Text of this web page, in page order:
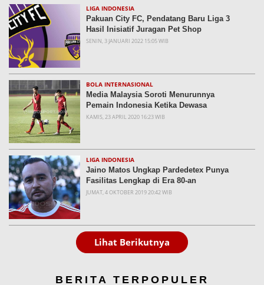
LIGA INDONESIA
Pakuan City FC, Pendatang Baru Liga 3
Hasil Inisiatif Juragan Pet Shop
SENIN, 3 JANUARI 2022 15:05 WIB
BOLA INTERNASIONAL
Media Malaysia Soroti Menurunnya
Pemain Indonesia Ketika Dewasa
KAMIS, 23 APRIL 2020 16:23 WIB
LIGA INDONESIA
Jaino Matos Ungkap Pardedetex Punya
Fasilitas Lengkap di Era 80-an
JUMAT, 4 OKTOBER 2019 20:42 WIB
Lihat Berikutnya
BERITA TERPOPULER